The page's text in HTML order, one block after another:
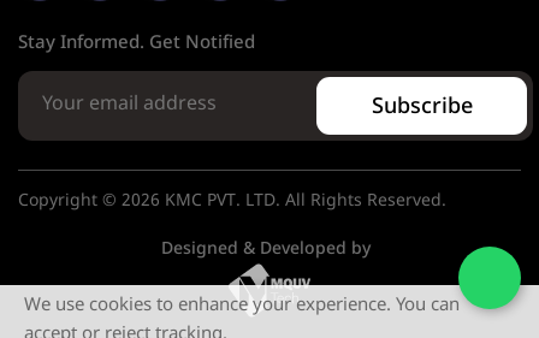
Stay Informed. Get Notified
Subscribe
Copyright © 2026 KMC PVT. LTD. All Rights Reserved.
Designed & Developed by
We use cookies to enhance your experience. You can